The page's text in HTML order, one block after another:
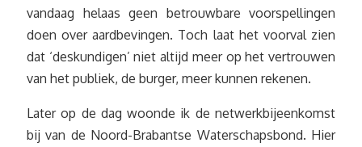
vandaag helaas geen betrouwbare voorspellingen
doen over aardbevingen. Toch laat het voorval zien
dat ‘deskundigen’ niet altijd meer op het vertrouwen
van het publiek, de burger, meer kunnen rekenen.
Later op de dag woonde ik de netwerkbijeenkomst
bij van de Noord-Brabantse Waterschapsbond. Hier